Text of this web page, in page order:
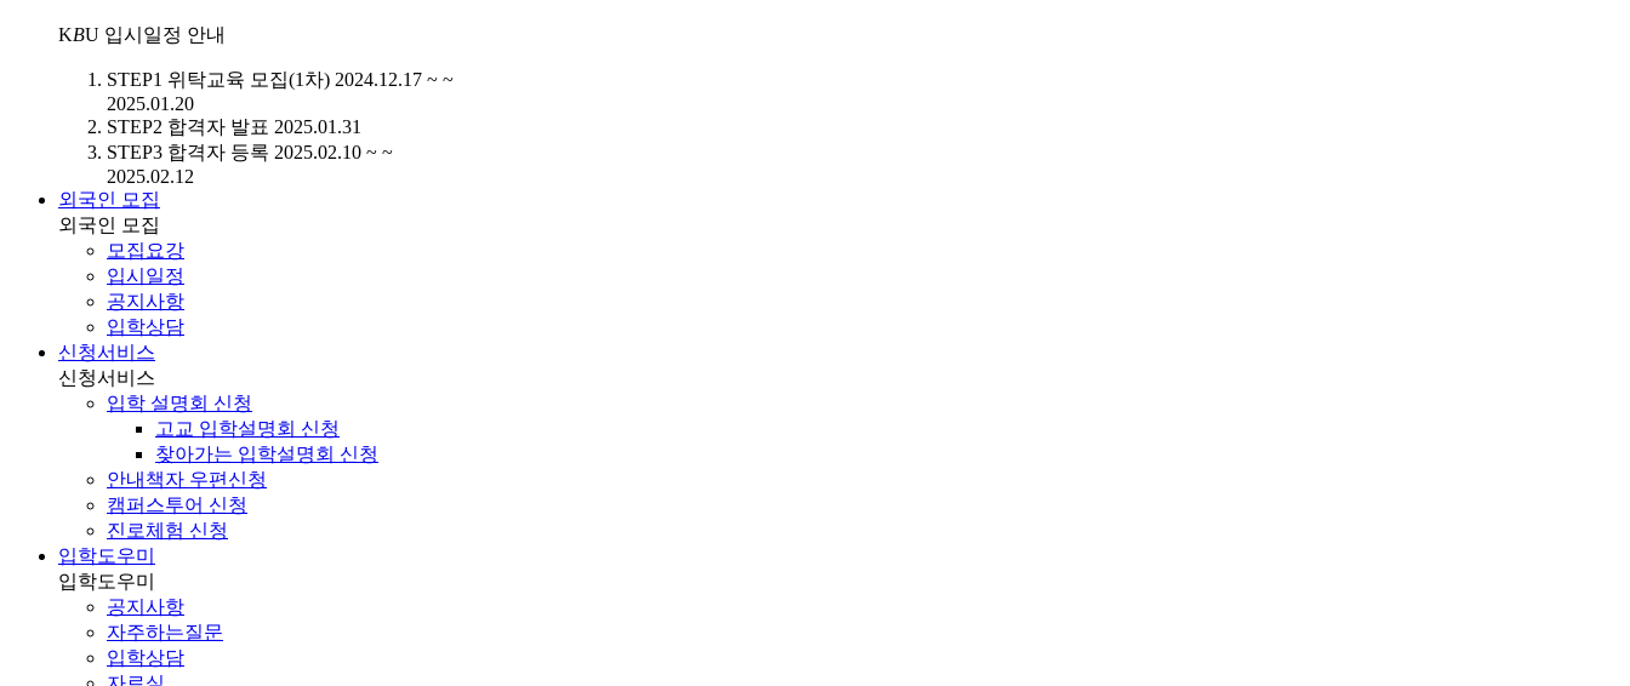
KBU 입시일정 안내
STEP1 위탁교육 모집(1차) 2024.12.17 ~ ~
2025.01.20
STEP2 합격자 발표 2025.01.31
STEP3 합격자 등록 2025.02.10 ~ ~
2025.02.12
외국인 모집
외국인 모집
모집요강
입시일정
공지사항
입학상담
신청서비스
신청서비스
입학 설명회 신청
고교 입학설명회 신청
찾아가는 입학설명회 신청
안내책자 우편신청
캠퍼스투어 신청
진로체험 신청
입학도우미
입학도우미
공지사항
자주하는질문
입학상담